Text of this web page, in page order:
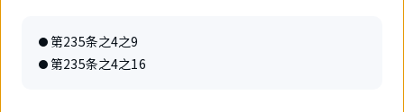
第235条之4之9
第235条之4之16